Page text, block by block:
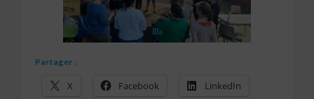
Partager :
X Facebook LinkedIn